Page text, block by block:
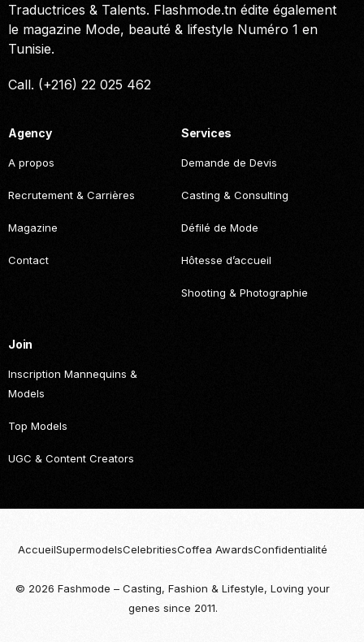
Traductrices & Talents. Flashmode.tn édite également
le magazine Mode, beauté & lifestyle Numéro 1 en
Tunisie.
Call. (+216) 22 025 462
Agency
A propos
Recrutement & Carrières
Magazine
Contact
Services
Demande de Devis
Casting & Consulting
Défilé de Mode
Hôtesse d’accueil
Shooting & Photographie
Join
Inscription Mannequins &
Models
Top Models
UGC & Content Creators
© 2026 Fashmode – Casting, Fashion & Lifestyle, Loving your
genes since 2011.
AccueilSupermodelsCelebritiesCoffea AwardsConfidentialité
Become